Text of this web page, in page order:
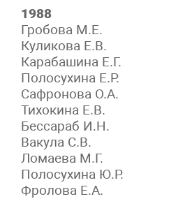
1988
Гробова М.Е.
Куликова Е.В.
Карабашина Е.Г.
Полосухина Е.Р.
Сафронова О.А.
Тихокина Е.В.
Бессараб И.Н.
Вакула С.В.
Ломаева М.Г.
Полосухина Ю.Р.
Фролова Е.А.